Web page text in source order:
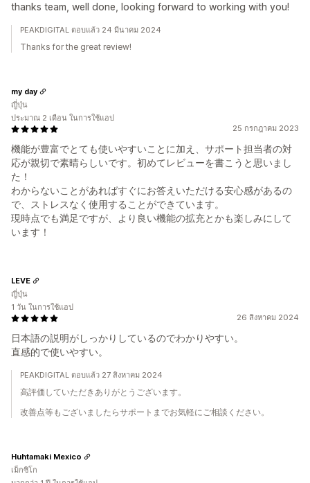
thanks team, well done, looking forward to working with you!
PEAKDIGITAL ตอบแล้ว 24 มีนาคม 2024
Thanks for the great review!
25 กรกฎาคม 2023
機能が豊富でとても使いやすいことに加え、サポート担当者の対
応が親切で素晴らしいです。初めてレビューを書こうと思いまし
た！
わからないことがあればすぐにお答えいただける安心感があるの
で、ストレスなく使用することができています。
現時点でも満足ですが、より良い機能の拡充とかも楽しみにして
います！
my day
ญี่ปุ่น
ประมาณ 2 เดือน ในการใช้แอป
26 สิงหาคม 2024
日本語の説明がしっかりしているのでわかりやすい。
直感的で使いやすい。
LEVE
ญี่ปุ่น
1 วัน ในการใช้แอป
PEAKDIGITAL ตอบแล้ว 27 สิงหาคม 2024
高評価していただきありがとうございます。
改善点等もございましたらサポートまでお気軽にご相談ください。
Huhtamaki Mexico
เม็กซิโก